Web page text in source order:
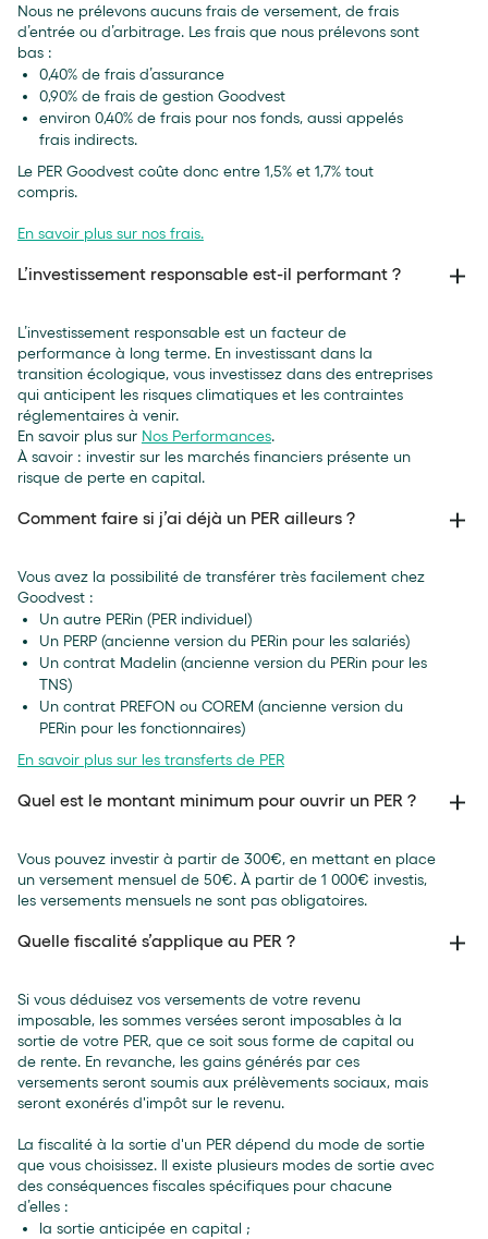
Nous ne prélevons aucuns frais de versement, de frais
d’entrée ou d’arbitrage. Les frais que nous prélevons sont
bas :
0,40% de frais d’assurance
0,90% de frais de gestion Goodvest
environ 0,40% de frais pour nos fonds, aussi appelés
frais indirects.
Le PER Goodvest coûte donc entre 1,5% et 1,7% tout
compris.
En savoir plus sur nos frais.
L’investissement responsable est-il performant ?
L’investissement responsable est un facteur de
performance à long terme. En investissant dans la
transition écologique, vous investissez dans des entreprises
qui anticipent les risques climatiques et les contraintes
réglementaires à venir.
En savoir plus sur Nos Performances.
À savoir : investir sur les marchés financiers présente un
risque de perte en capital.
Comment faire si j’ai déjà un PER ailleurs ?
Vous avez la possibilité de transférer très facilement chez
Goodvest :
Un autre PERin (PER individuel)
Un PERP (ancienne version du PERin pour les salariés)
Un contrat Madelin (ancienne version du PERin pour les
TNS)
Un contrat PREFON ou COREM (ancienne version du
PERin pour les fonctionnaires)
En savoir plus sur les transferts de PER
Quel est le montant minimum pour ouvrir un PER ?
Vous pouvez investir à partir de 300€, en mettant en place
un versement mensuel de 50€. À partir de 1 000€ investis,
les versements mensuels ne sont pas obligatoires.
Quelle fiscalité s’applique au PER ?
Si vous déduisez vos versements de votre revenu
imposable, les sommes versées seront imposables à la
sortie de votre PER, que ce soit sous forme de capital ou
de rente. En revanche, les gains générés par ces
versements seront soumis aux prélèvements sociaux, mais
seront exonérés d'impôt sur le revenu.
La fiscalité à la sortie d'un PER dépend du mode de sortie
que vous choisissez. Il existe plusieurs modes de sortie avec
des conséquences fiscales spécifiques pour chacune
d’elles :
la sortie anticipée en capital ;